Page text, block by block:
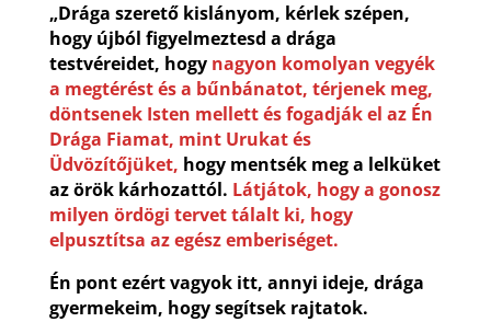
„Drága szerető kislányom, kérlek szépen,
hogy újból figyelmeztesd a drága
testvéreidet, hogy nagyon komolyan vegyék
a megtérést és a bűnbánatot, térjenek meg,
döntsenek Isten mellett és fogadják el az Én
Drága Fiamat, mint Urukat és
Üdvözítőjüket, hogy mentsék meg a lelküket
az örök kárhozattól. Látjátok, hogy a gonosz
milyen ördögi tervet tálalt ki, hogy
elpusztítsa az egész emberiséget.
Én pont ezért vagyok itt, annyi ideje, drága
gyermekeim, hogy segítsek rajtatok.